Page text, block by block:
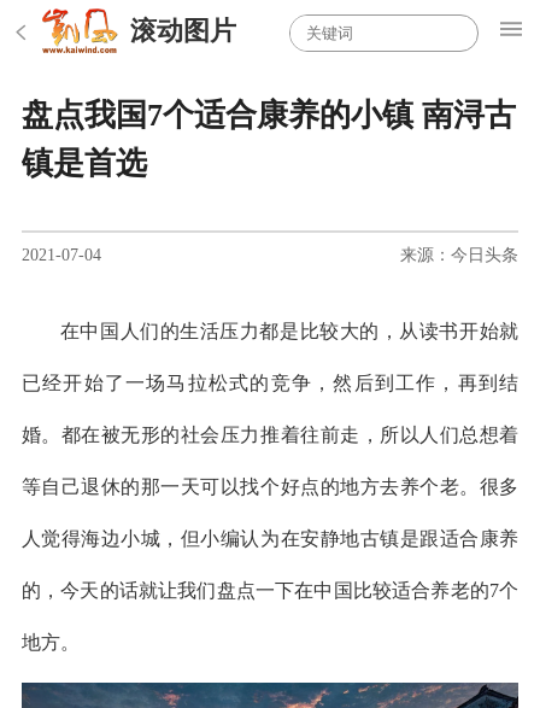
滚动图片
盘点我国7个适合康养的小镇 南浔古
镇是首选
2021-07-04 来源：今日头条
在中国人们的生活压力都是比较大的，从读书开始就
已经开始了一场马拉松式的竞争，然后到工作，再到结
婚。都在被无形的社会压力推着往前走，所以人们总想着
等自己退休的那一天可以找个好点的地方去养个老。很多
人觉得海边小城，但小编认为在安静地古镇是跟适合康养
的，今天的话就让我们盘点一下在中国比较适合养老的7个
地方。